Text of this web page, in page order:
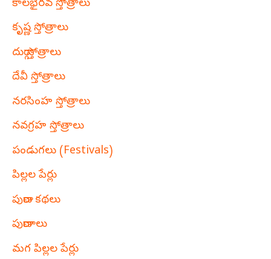
కాలభైరవ స్తోత్రాలు
కృష్ణ స్తోత్రాలు
దుర్గా స్తోత్రాలు
దేవీ స్తోత్రాలు
నరసింహ స్తోత్రాలు
నవగ్రహ స్తోత్రాలు
పండుగలు (Festivals)
పిల్లల పేర్లు
పురాణ కథలు
పురాణాలు
మగ పిల్లల పేర్లు